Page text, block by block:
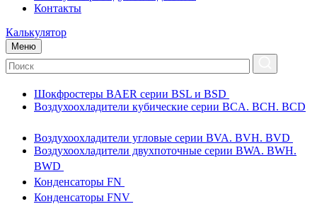
Контакты
Калькулятор
Меню
Шокфростеры BAER серии BSL и BSD
Воздухоохладители кубические серии BCA. BCH. BCD
Воздухоохладители угловые серии BVA. BVH. BVD
Воздухоохладители двухпоточные серии BWA. BWH.
BWD
Конденсаторы FN
Конденсаторы FNV